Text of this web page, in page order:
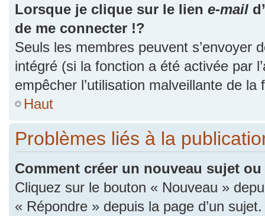
Lorsque je clique sur le lien e-mail
de me connecter !?
Seuls les membres peuvent s’envoyer
intégré (si la fonction a été activée par
empêcher l’utilisation malveillante de
Haut
Problèmes liés à la
Comment créer un nouveau sujet
Cliquez sur le bouton « Nouveau »
« Répondre » depuis la page d’un